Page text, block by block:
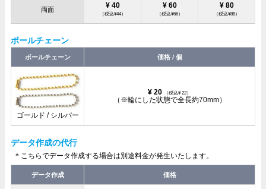
両面 ¥ 40
（税込¥44）
¥ 60
（税込¥66）
¥ 80
（税込¥88）
ボールチェーン
ボールチェーン 価格 / 個
ゴールド / シルバー
¥ 20 （税込¥ 22）
（※輪にした状態で全長約70mm）
データ作成の代行
＊こちらでデータ作成する場合は別途料金が発生いたします。
データ作成 価格